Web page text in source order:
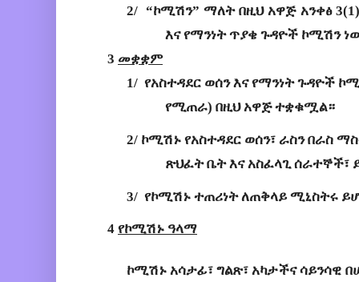
2/ “ኮሚሽን” ማለት በዚህ አዋጅ አንቀፅ 3(1
እና የማንነት ጥያቄ ጉዳዮች ኮሚሽን
3 መቋቋም
1/ የአስተዳደር ወሰን እና የማንነት ጉዳዮች
የሚጠራ) በዚህ አዋጅ ተቋቁሟል።
2/ ኮሚሽኑ የአስተዳደር ወሰን፣ ራስን በራስ
ጽህፈት ቤት እና አስፈላጊ ሰራተኞች፣
3/ የኮሚሽኑ ተጠሪነት ለጠቅላይ ሚኒስትሩ
4 የኮሚሽኑ ዓላማ
ኮሚሽኑ አሳታፊ፣ ግልጽ፣ አካታችና ሳይንሳዊ